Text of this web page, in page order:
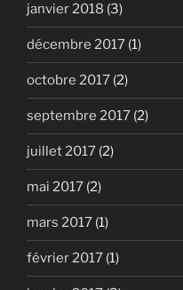
janvier 2018 (3)
décembre 2017 (1)
octobre 2017 (2)
septembre 2017 (2)
juillet 2017 (2)
mai 2017 (2)
mars 2017 (1)
février 2017 (1)